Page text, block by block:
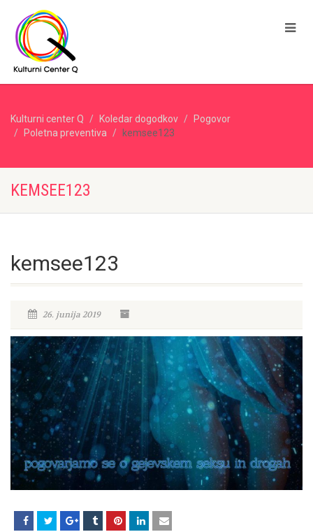
Kulturni center Q Koledar dogodkov
Pogovor
Poletna preventiva
kemsee123
KEMSEE123
kemsee123
26. junija 2019